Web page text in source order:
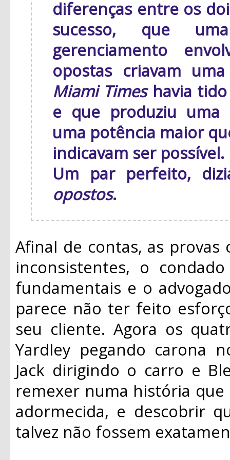
diferenças entre os
sucesso, que
gerenciamento
opostas criavam
Miami Timeshavia tido
e que produziu uma
uma potência maior
indicavam ser possível.
Um par perfeito,
opostos.
Afinal de contas, as
inconsistentes, o
fundamentais e o
parece não ter feito
seu cliente. Agora os
Yardley pegando carona
Jack dirigindo o carro e
remexer numa história
adormecida, e descobrir
talvez não fossem